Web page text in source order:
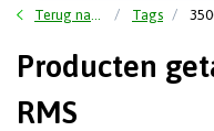
Terug naar home Tags
Producten
RMS